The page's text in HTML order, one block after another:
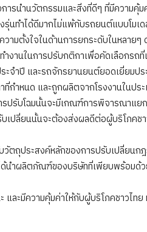
ารนำนวัตกรรมและสิ่งที่ดีๆ ที่มีความคุ้
นทำได้ดีมากไม่แพ้กับรถยนต์แบบโมเ
ความตั้งใจในด้านการยกระดับในหล
ำงานในการปรับกติกาเพื่อคัดเลือกร
จำปี และรถจักรยานยนต์ยอดเยี่ยมป
กำหนด และถูกผลิตจากโรงงานในปร
ปรับโฉมนั้นจะมีเกณฑ์การพิจารณาแ
เปลี่ยนนั้นจะต้องส่งผลดีต่อผู้บริโภคช
ตถุประสงค์หลักของการปรับเปลี่ยนก
ำผลิตภัณฑ์ของบริษัทที่เพียบพร้อมด้ว
ละมีความคุ้มค่าให้กับผู้บริโภคชาวไท